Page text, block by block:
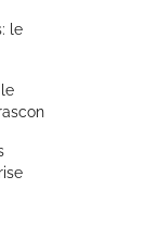
le